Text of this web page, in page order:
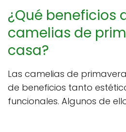
¿Qué beneficios
camelias de
casa?
Las camelias de
de beneficios tanto
funcionales. Algunos de